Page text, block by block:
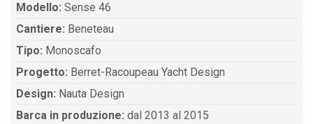
Modello: Sense 46
Cantiere: Beneteau
Tipo: Monoscafo
Progetto: Berret-Racoupeau Yacht Design
Design: Nauta Design
Barca in produzione:
dal 2013 al 2015